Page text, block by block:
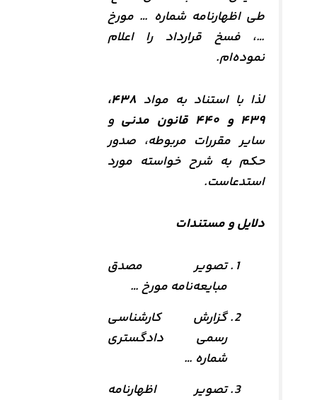
طی اظهارنامه شماره … مورخ
…، فسخ قرارداد را اعلام
نموده‌ام.
لذا با استناد به مواد
۴۳۸،
۴۳۹ و ۴۴۰ قانون مدنی
و
سایر مقررات مربوطه، صدور
حکم به شرح خواسته مورد
استدعاست.
دلایل و مستندات
تصویر مصدق
مبایعه‌نامه مورخ …
گزارش کارشناسی
رسمی دادگستری
شماره …
تصویر اظهارنامه